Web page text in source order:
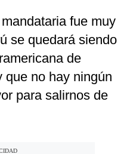
fue muy
se quedará siendo
de
que no hay ningún
para salirnos de